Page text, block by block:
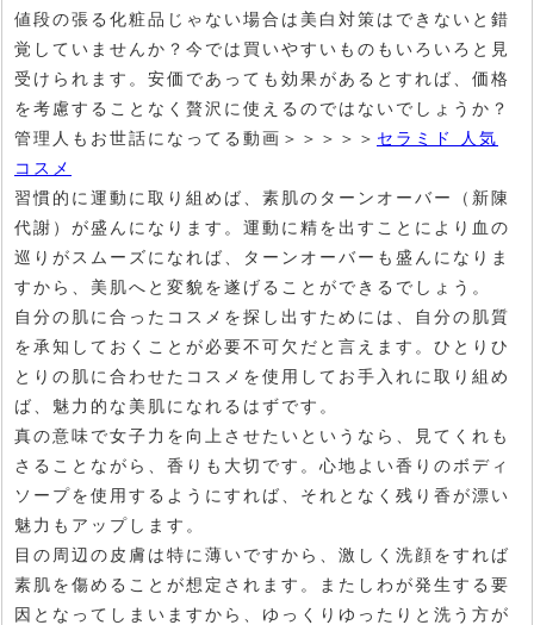
値段の張る化粧品じゃない場合は美白対策はできないと錯
覚していませんか？今では買いやすいものもいろいろと見
受けられます。安価であっても効果があるとすれば、価格
を考慮することなく贅沢に使えるのではないでしょうか？
管理人もお世話になってる動画＞＞＞＞＞ セラミド 人気
コスメ
習慣的に運動に取り組めば、素肌のターンオーバー（新陳
代謝）が盛んになります。運動に精を出すことにより血の
巡りがスムーズになれば、ターンオーバーも盛んになりま
すから、美肌へと変貌を遂げることができるでしょう。
自分の肌に合ったコスメを探し出すためには、自分の肌質
を承知しておくことが必要不可欠だと言えます。ひとりひ
とりの肌に合わせたコスメを使用してお手入れに取り組め
ば、魅力的な美肌になれるはずです。
真の意味で女子力を向上させたいというなら、見てくれも
さることながら、香りも大切です。心地よい香りのボディ
ソープを使用するようにすれば、それとなく残り香が漂い
魅力もアップします。
目の周辺の皮膚は特に薄いですから、激しく洗顔をすれば
素肌を傷めることが想定されます。またしわが発生する要
因となってしまいますから、ゆっくりゆったりと洗う方が